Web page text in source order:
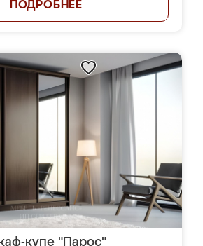
ПОДРОБНЕЕ
купе "Парос"